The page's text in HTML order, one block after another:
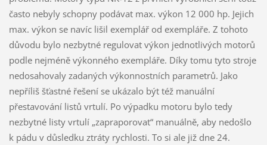
často nebyly schopny podávat max. výkon 12 000 hp. Jejich
max. výkon se navíc lišil exemplář od exempláře. Z tohoto
důvodu bylo nezbytné regulovat výkon jednotlivých motorů
podle nejméně výkonného exempláře. Díky tomu tyto stroje
nedosahovaly zadaných výkonnostních parametrů. Jako
nepříliš šťastné řešení se ukázalo být též manuální
přestavování listů vrtulí. Po výpadku motoru bylo tedy
nezbytné listy vrtulí „zapraporovat“ manuálně, aby nedošlo
k pádu v důsledku ztráty rychlosti. To si ale již dne 24.